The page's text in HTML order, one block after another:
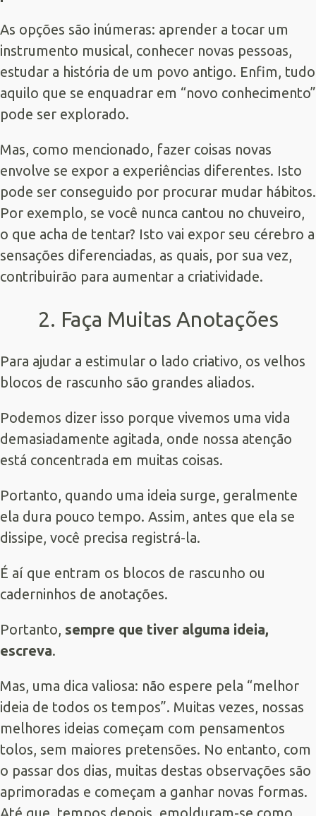
As opções são inúmeras: aprender a tocar um
instrumento musical, conhecer novas pessoas,
estudar a história de um povo antigo. Enfim, tudo
aquilo que se enquadrar em “novo conhecimento”
pode ser explorado.
Mas, como mencionado, fazer coisas novas
envolve se expor a experiências diferentes. Isto
pode ser conseguido por procurar mudar hábitos.
Por exemplo, se você nunca cantou no chuveiro,
o que acha de tentar? Isto vai expor seu cérebro a
sensações diferenciadas, as quais, por sua vez,
contribuirão para aumentar a criatividade.
2. Faça Muitas Anotações
Para ajudar a estimular o lado criativo, os velhos
blocos de rascunho são grandes aliados.
Podemos dizer isso porque vivemos uma vida
demasiadamente agitada, onde nossa atenção
está concentrada em muitas coisas.
Portanto, quando uma ideia surge, geralmente
ela dura pouco tempo. Assim, antes que ela se
dissipe, você precisa registrá-la.
É aí que entram os blocos de rascunho ou
caderninhos de anotações.
Portanto, sempre que tiver alguma ideia,
escreva.
Mas, uma dica valiosa: não espere pela “melhor
ideia de todos os tempos”. Muitas vezes, nossas
melhores ideias começam com pensamentos
tolos, sem maiores pretensões. No entanto, com
o passar dos dias, muitas destas observações são
aprimoradas e começam a ganhar novas formas.